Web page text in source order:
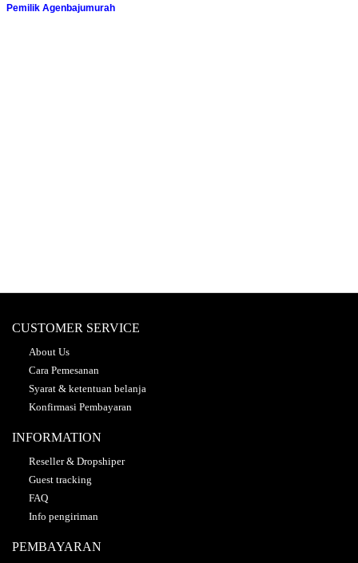
Pemilik Agenbajumurah
CUSTOMER SERVICE
About Us
Cara Pemesanan
Syarat & ketentuan belanja
Konfirmasi Pembayaran
INFORMATION
Reseller & Dropshiper
Guest tracking
FAQ
Info pengiriman
PEMBAYARAN